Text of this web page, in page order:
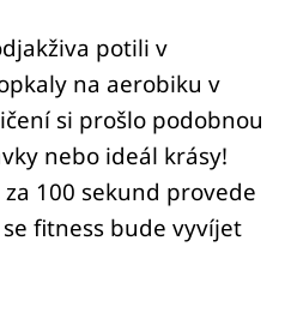
potili v
na aerobiku v
si prošlo podobnou
nebo ideál krásy!
100 sekund provede
fitness bude vyvíjet